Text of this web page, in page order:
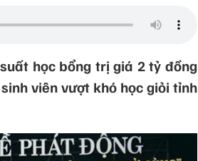
học bổng trị giá 2 tỷ đồng
viên vượt khó học giỏi tỉnh